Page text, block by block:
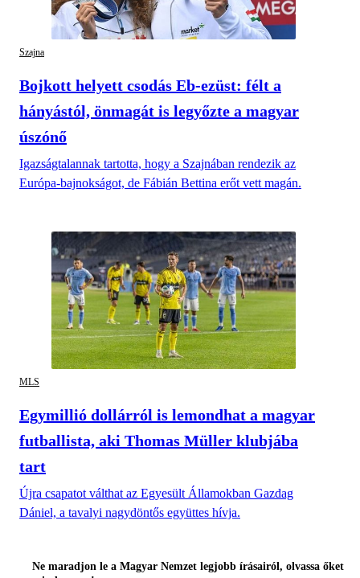
Szajna
Bojkott helyett csodás Eb-ezüst: félt a
hányástól, önmagát is legyőzte a magyar
úszónő
Igazságtalannak tartotta, hogy a Szajnában rendezik az
Európa-bajnokságot, de Fábián Bettina erőt vett magán.
MLS
Egymillió dollárról is lemondhat a magyar
futballista, aki Thomas Müller klubjába
tart
Újra csapatot válthat az Egyesült Államokban Gazdag
Dániel, a tavalyi nagydöntős együttes hívja.
Ne maradjon le a Magyar Nemzet legjobb írásairól, olvassa őket